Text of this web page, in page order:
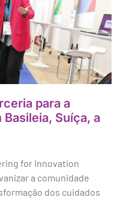
para a
Suíça, a
for Innovation
a comunidade
dos cuidados